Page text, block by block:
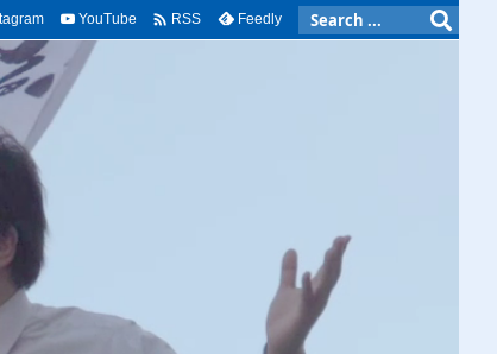
YouTube  RSS Feedly